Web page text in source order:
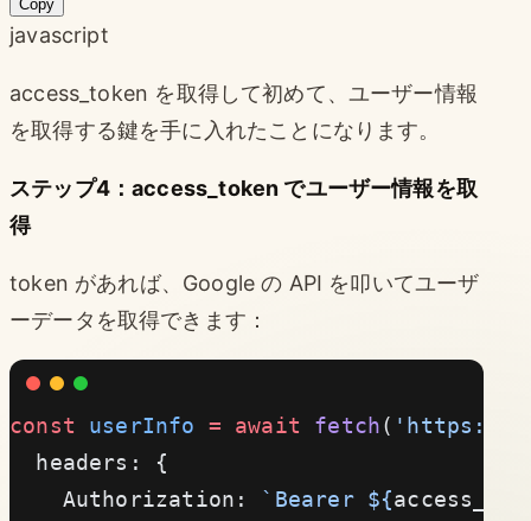
Copy
javascript
access_token を取得して初めて、ユーザー情報
を取得する鍵を手に入れたことになります。
ステップ4：access_token でユーザー情報を取
得
token があれば、Google の API を叩いてユーザ
ーデータを取得できます：
const userInfo = await fetch( 'https://
  headers: {
    Authorization:
`Bearer ${